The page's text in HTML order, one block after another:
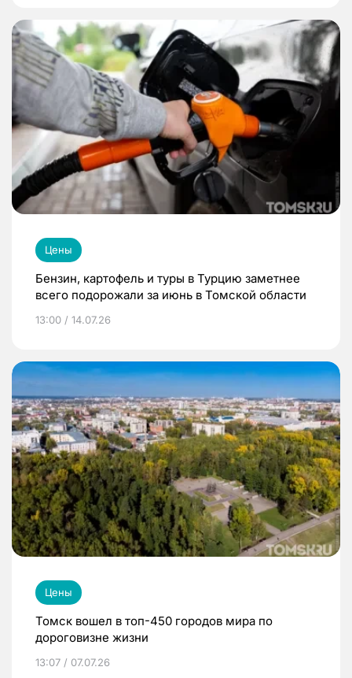
Цены
Бензин, картофель и туры в Турцию заметнее
всего подорожали за июнь в Томской области
13:00 / 14.07.26
Цены
Томск вошел в топ-450 городов мира по
дороговизне жизни
13:07 / 07.07.26